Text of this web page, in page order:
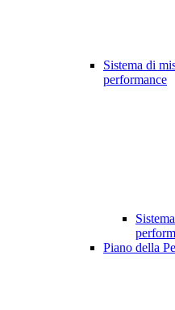
Sistema di
performance
Piano della